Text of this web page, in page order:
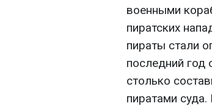
военными
пиратских
пираты стали
последний год
столько
пиратами